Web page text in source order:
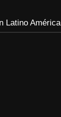
Latino América